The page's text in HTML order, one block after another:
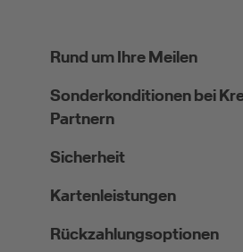
Rund um Ihre Meilen
Sonderkonditionen bei
Partnern
Sicherheit
Kartenleistungen
Rückzahlungsoptionen